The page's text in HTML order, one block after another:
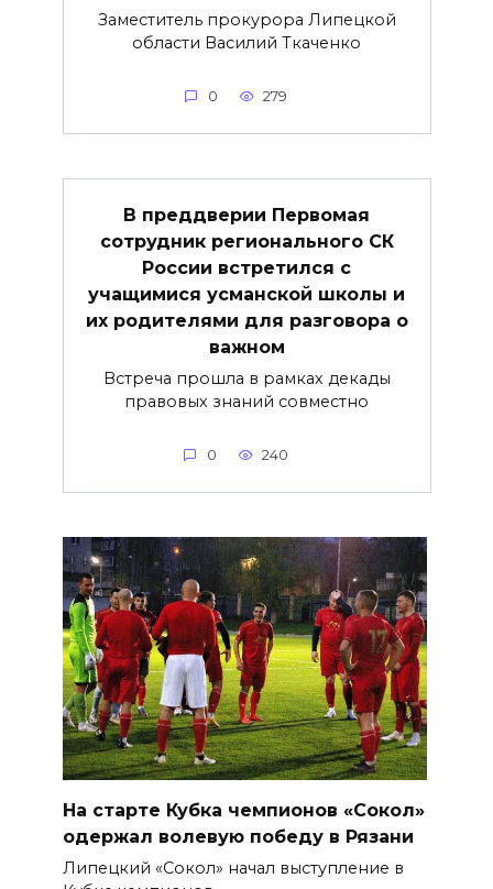
Заместитель прокурора Липецкой
области Василий Ткаченко
0 279
В преддверии Первомая
сотрудник регионального СК
России встретился с
учащимися усманской школы и
их родителями для разговора о
важнoм
Встреча прошла в рамках декады
правовых знаний совместно
0 240
На старте Кубка чемпионов «Сокол»
одержал волевую победу в Рязани
Липецкий «Сокол» начал выступление в